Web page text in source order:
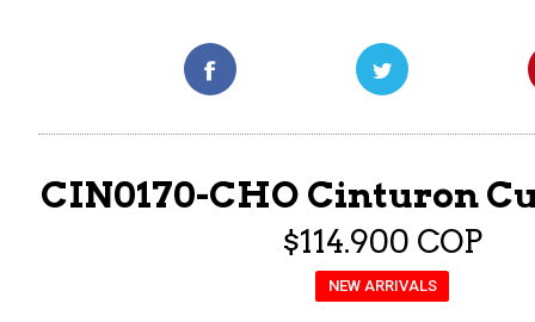
CIN0170-CHO Cinturon
$114.900 COP
NEW ARRIVALS